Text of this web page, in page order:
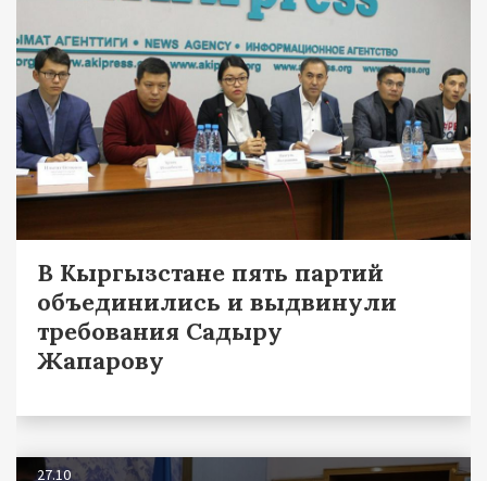
В Кыргызстане пять партий
объединились и выдвинули
требования Садыру
Жапарову
27.10